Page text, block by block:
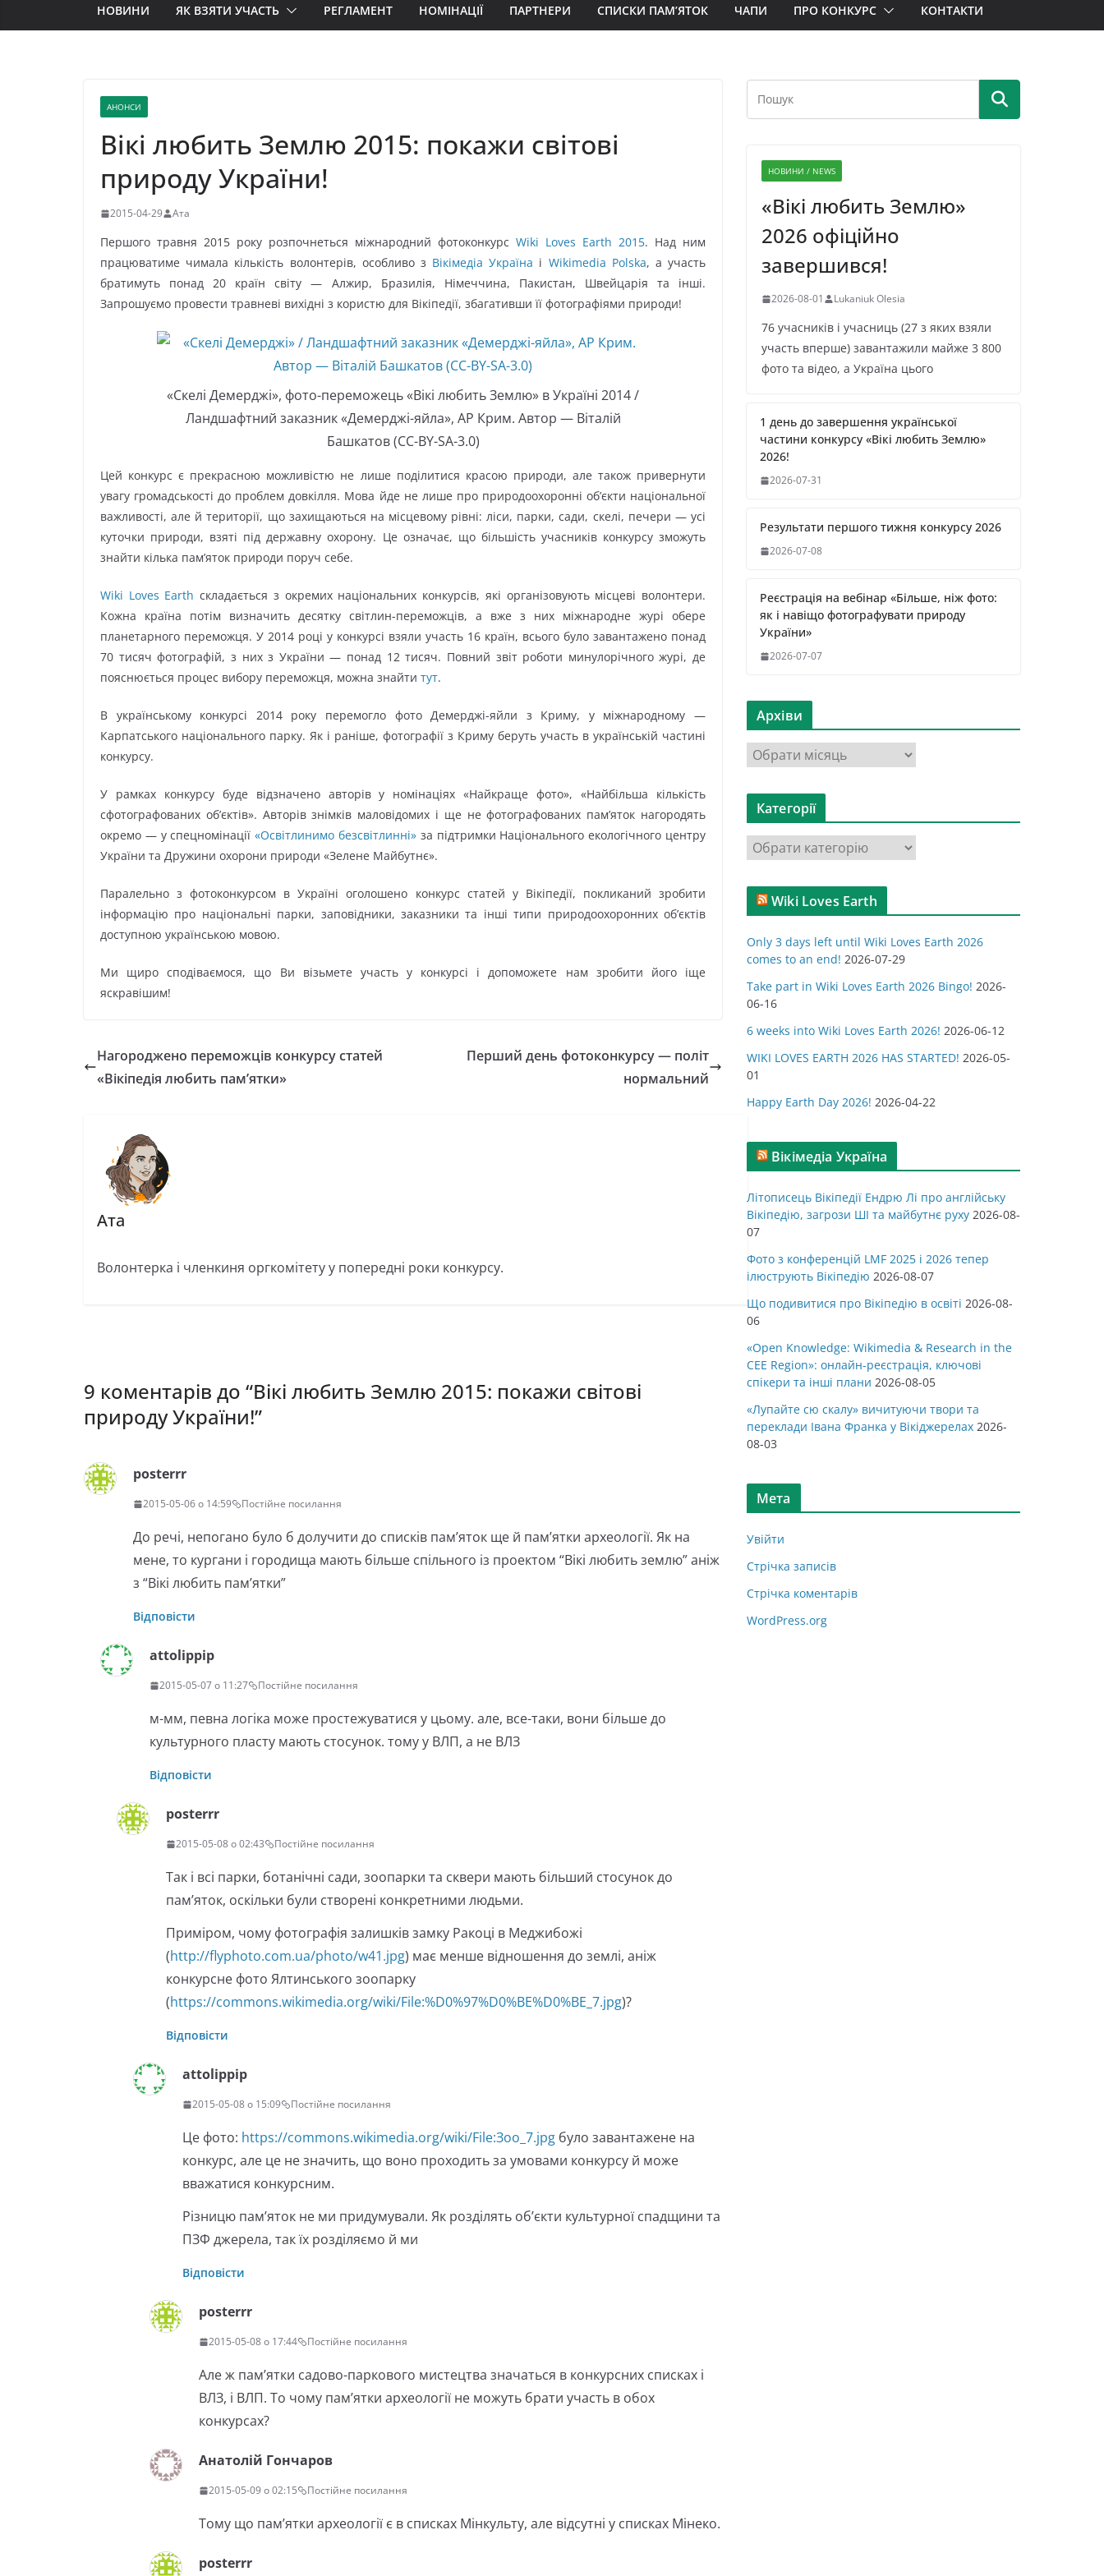
НОВИНИ ЯК ВЗЯТИ УЧАСТЬ РЕГЛАМЕНТ НОМІНАЦІЇ ПАРТНЕРИ СПИСКИ ПАМ’ЯТОК ЧАПИ ПРО КОНКУРС КОНТАКТИ
АНОНСИ
Вікі любить Землю 2015: покажи світові
природу України!
2015-04-29 Ата
Першого травня 2015 року розпочнеться міжнародний фотоконкурс Wiki Loves Earth 2015. Над ним
працюватиме чимала кількість волонтерів, особливо з Вікімедіа Україна і Wikimedia Polska, а участь
братимуть понад 20 країн світу — Алжир, Бразилія, Німеччина, Пакистан, Швейцарія та інші.
Запрошуємо провести травневі вихідні з користю для Вікіпедії, збагативши її фотографіями природи!
«Скелі Демерджі», фото-переможець «Вікі любить Землю» в Україні 2014 /
Ландшафтний заказник «Демерджі-яйла», АР Крим. Автор — Віталій
Башкатов (CC-BY-SA-3.0)
Цей конкурс є прекрасною можливістю не лише поділитися красою природи, але також привернути
увагу громадськості до проблем довкілля. Мова йде не лише про природоохоронні об’єкти національної
важливості, але й території, що захищаються на місцевому рівні: ліси, парки, сади, скелі, печери — усі
куточки природи, взяті під державну охорону. Це означає, що більшість учасників конкурсу зможуть
знайти кілька пам’яток природи поруч себе.
Wiki Loves Earth складається з окремих національних конкурсів, які організовують місцеві волонтери.
Кожна країна потім визначить десятку світлин-переможців, а вже з них міжнародне журі обере
планетарного переможця. У 2014 році у конкурсі взяли участь 16 країн, всього було завантажено понад
70 тисяч фотографій, з них з України — понад 12 тисяч. Повний звіт роботи минулорічного журі, де
пояснюється процес вибору переможця, можна знайти тут.
В українському конкурсі 2014 року перемогло фото Демерджі-яйли з Криму, у міжнародному —
Карпатського національного парку. Як і раніше, фотографії з Криму беруть участь в українській частині
конкурсу.
У рамках конкурсу буде відзначено авторів у номінаціях «Найкраще фото», «Найбільша кількість
сфотографованих об’єктів». Авторів знімків маловідомих і ще не фотографованих пам’яток нагородять
окремо — у спецномінації«Освітлинимо безсвітлинні» за підтримки Національного екологічного центру
України та Дружини охорони природи «Зелене Майбутнє».
Паралельно з фотоконкурсом в Україні оголошено конкурс статей у Вікіпедії, покликаний зробити
інформацію про національні парки, заповідники, заказники та інші типи природоохоронних об’єктів
доступною українською мовою.
Ми щиро сподіваємося, що Ви візьмете участь у конкурсі і допоможете нам зробити його іще
яскравішим!
Нагороджено переможців конкурсу статей
«Вікіпедія любить пам’ятки»
Перший день фотоконкурсу — політ
нормальний
Ата
Волонтерка і членкиня оргкомітету у попередні роки конкурсу.
9 коментарів до “Вікі любить Землю 2015: покажи світові
природу України!”
posterrr
2015-05-06 о 14:59 Постійне посилання
До речі, непогано було б долучити до списків пам’яток ще й пам’ятки археології. Як на
мене, то кургани і городища мають більше спільного із проектом “Вікі любить землю” аніж
з “Вікі любить пам’ятки”
Відповісти
attolippip
2015-05-07 о 11:27 Постійне посилання
м-мм, певна логіка може простежуватися у цьому. але, все-таки, вони більше до
культурного пласту мають стосунок. тому у ВЛП, а не ВЛЗ
Відповісти
posterrr
2015-05-08 о 02:43 Постійне посилання
Так і всі парки, ботанічні сади, зоопарки та сквери мають більший стосунок до
пам’яток, оскільки були створені конкретними людьми.
Приміром, чому фотографія залишків замку Ракоці в Меджибожі
(http://flyphoto.com.ua/photo/w41.jpg) має менше відношення до землі, аніж
конкурсне фото Ялтинського зоопарку
(https://commons.wikimedia.org/wiki/File:%D0%97%D0%BE%D0%BE_7.jpg)?
Відповісти
attolippip
2015-05-08 о 15:09 Постійне посилання
Це фото: https://commons.wikimedia.org/wiki/File:Зоо_7.jpg було завантажене на
конкурс, але це не значить, що воно проходить за умовами конкурсу й може
вважатися конкурсним.
Різницю пам’яток не ми придумували. Як розділять об’єкти культурної спадщини та
ПЗФ джерела, так їх розділяємо й ми
Відповісти
posterrr
2015-05-08 о 17:44 Постійне посилання
Але ж пам’ятки садово-паркового мистецтва значаться в конкурсних списках і
ВЛЗ, і ВЛП. То чому пам’ятки археології не можуть брати участь в обох
конкурсах?
Анатолій Гончаров
2015-05-09 о 02:15 Постійне посилання
Тому що пам’ятки археології є в списках Мінкульту, але відсутні у списках Мінеко.
posterrr
НОВИНИ / NEWS
«Вікі любить Землю»
2026 офіційно
завершився!
2026-08-01 Lukaniuk Olesia
76 учасників і учасниць (27 з яких взяли
участь вперше) завантажили майже 3 800
фото та відео, а Україна цього
1 день до завершення української
частини конкурсу «Вікі любить Землю»
2026!
2026-07-31
Результати першого тижня конкурсу 2026
2026-07-08
Реєстрація на вебінар «Більше, ніж фото:
як і навіщо фотографувати природу
України»
2026-07-07
Архіви
р
х
в
Категорії
а
т
о
р
і
ї
Wiki Loves Earth
Only 3 days left until Wiki Loves Earth 2026
comes to an end! 2026-07-29
Take part in Wiki Loves Earth 2026 Bingo! 2026-
06-16
6 weeks into Wiki Loves Earth 2026! 2026-06-12
WIKI LOVES EARTH 2026 HAS STARTED! 2026-05-
01
Happy Earth Day 2026! 2026-04-22
Вікімедіа Україна
Літописець Вікіпедії Ендрю Лі про англійську
Вікіпедію, загрози ШІ та майбутнє руху 2026-08-
07
Фото з конференцій LMF 2025 і 2026 тепер
ілюструють Вікіпедію 2026-08-07
Що подивитися про Вікіпедію в освіті 2026-08-
06
«Open Knowledge: Wikimedia & Research in the
CEE Region»: онлайн-реєстрація, ключові
спікери та інші плани 2026-08-05
«Лупайте сю скалу» вичитуючи твори та
переклади Івана Франка у Вікіджерелах 2026-
08-03
Мета
Увійти
Стрічка записів
Стрічка коментарів
WordPress.org